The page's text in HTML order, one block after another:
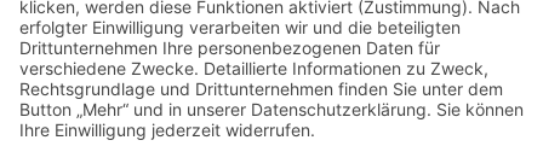
Bild-Informationen
Aktuelle Seite: